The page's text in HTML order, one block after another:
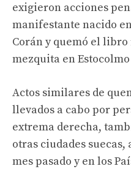
exigieron acciones
manifestante nacido
Corán y quemó el
mezquita en
Actos similares de
llevados a cabo por
extrema derecha,
otras ciudades
mes pasado y en los